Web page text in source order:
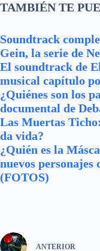
TAMBIÉN TE
Soundtrack
Gein, la serie de
El soundtrack de
musical capítulo
¿Quiénes son los
documental de
Las Muertas
da vida?
¿Quién es la
nuevos personajes
(FOTOS)
ANTERIOR